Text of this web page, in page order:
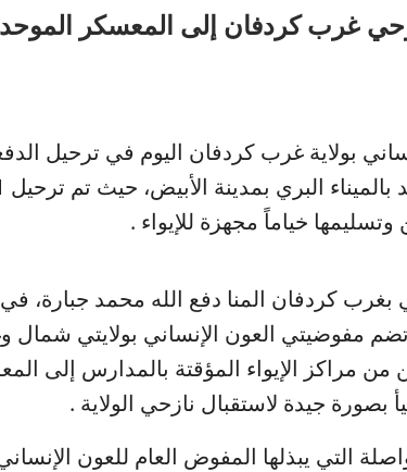
بولاية غرب كردفان اليوم في ترحيل
خياماً مجهزة للإيواء .
بغرب كردفان المنا دفع الله محمد جبارة،
تضم مفوضيتي العون الإنساني بولايتي
من مراكز الإيواء المؤقتة بالمدارس إلى
جيدة لاستقبال نازحي الولاية .
التي يبذلها المفوض العام للعون